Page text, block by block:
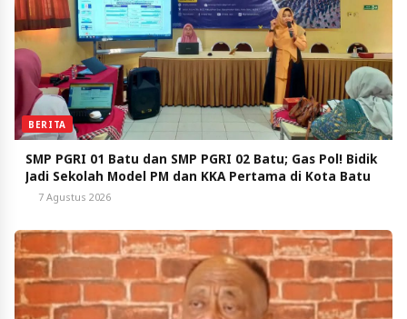
BERITA
SMP PGRI 01 Batu dan SMP PGRI 02 Batu; Gas Pol! Bidik
Jadi Sekolah Model PM dan KKA Pertama di Kota Batu
7 Agustus 2026